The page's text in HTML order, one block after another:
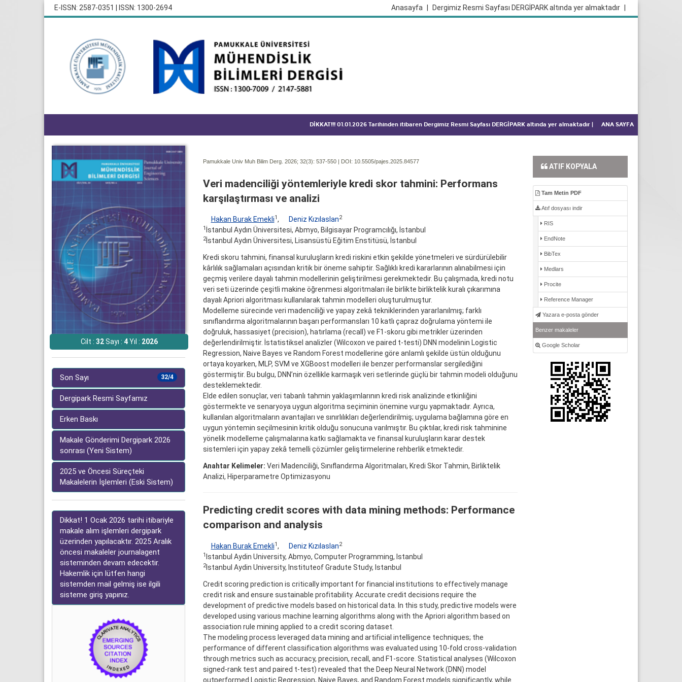
E-ISSN: 2587-0351 | ISSN: 1300-2694 Dergimiz Resmi Sayfası DERGİPARK altında yer almaktadır
Anasayfa
DİKKAT!!! 01.01.2026 Tarihinden itibaren Dergimiz Resmi Sayfası DERGİPARK altında yer almaktadır ANA SAYFA
Cilt : 32Sayı : 4Yıl : 2026
32/4
Son Sayı
Dergipark Resmi Sayfamız
Erken Baskı
Makale Gönderimi Dergipark 2026
sonrası (Yeni Sistem)
2025 ve Öncesi Süreçteki
Makalelerin İşlemleri (Eski Sistem)
Dikkat! 1 Ocak 2026 tarihi itibariyle
makale alım işlemleri dergipark
üzerinden yapılacaktır. 2025 Aralık
öncesi makaleler journalagent
sisteminden devam edecektir.
Hakemlik için lütfen hangi
sistemden mail gelmiş ise ilgili
sisteme giriş yapınız.
Pamukkale Univ Muh Bilim Derg. 2026; 32(3): 537-550 | DOI: 10.5505/pajes.2025.84577
Veri madenciliği yöntemleriyle kredi skor tahmini: Performans
karşılaştırması ve analizi
Hakan Burak Emekli1 , Deniz Kızılaslan2
1 İstanbul Aydın Üniversitesi, Abmyo, Bilgisayar Programcılığı, İstanbul
2İstanbul Aydın Üniversitesi, Lisansüstü Eğitim Enstitüsü, İstanbul
Kredi skoru tahmini, finansal kuruluşların kredi riskini etkin şekilde yönetmeleri ve sürdürülebilir
kârlılık sağlamaları açısından kritik bir öneme sahiptir. Sağlıklı kredi kararlarının alınabilmesi için
geçmiş verilere dayalı tahmin modellerinin geliştirilmesi gerekmektedir. Bu çalışmada, kredi notu
veri seti üzerinde çeşitli makine öğrenmesi algoritmaları ile birlikte birliktelik kuralı çıkarımına
dayalı Apriori algoritması kullanılarak tahmin modelleri oluşturulmuştur.
Modelleme sürecinde veri madenciliği ve yapay zekâ tekniklerinden yararlanılmış; farklı
sınıflandırma algoritmalarının başarı performansları 10 katlı çapraz doğrulama yöntemi ile
doğruluk, hassasiyet (precision), hatırlama (recall) ve F1-skoru gibi metrikler üzerinden
değerlendirilmiştir. İstatistiksel analizler (Wilcoxon ve paired t-testi) DNN modelinin Logistic
Regression, Naive Bayes ve Random Forest modellerine göre anlamlı şekilde üstün olduğunu
ortaya koyarken, MLP, SVM ve XGBoost modelleri ile benzer performanslar sergilediğini
göstermiştir. Bu bulgu, DNN’nin özellikle karmaşık veri setlerinde güçlü bir tahmin modeli olduğunu
desteklemektedir.
Elde edilen sonuçlar, veri tabanlı tahmin yaklaşımlarının kredi risk analizinde etkinliğini
göstermekte ve senaryoya uygun algoritma seçiminin önemine vurgu yapmaktadır. Ayrıca,
kullanılan algoritmaların avantajları ve sınırlılıkları değerlendirilmiş; uygulama bağlamına göre en
uygun yöntemin seçilmesinin kritik olduğu sonucuna varılmıştır. Bu çıktılar, kredi risk tahminine
yönelik modelleme çalışmalarına katkı sağlamakta ve finansal kuruluşların karar destek
sistemleri için yapay zekâ temelli çözümler geliştirmelerine rehberlik etmektedir.
Anahtar Kelimeler: Veri Madenciliği, Sınıflandırma Algoritmaları, Kredi Skor Tahmin, Birliktelik
Analizi, Hiperparametre Optimizasyonu
Predicting credit scores with data mining methods: Performance
comparison and analysis
Hakan Burak Emekli1, Deniz Kızılaslan2
1 Istanbul Aydin University, Abmyo, Computer Programming, Istanbul
2Istanbul Aydin University, Instituteof Gradute Study, Istanbul
Credit scoring prediction is critically important for financial institutions to effectively manage
credit risk and ensure sustainable profitability. Accurate credit decisions require the
development of predictive models based on historical data. In this study, predictive models were
developed using various machine learning algorithms along with the Apriori algorithm based on
association rule mining applied to a credit scoring dataset.
The modeling process leveraged data mining and artificial intelligence techniques; the
performance of different classification algorithms was evaluated using 10-fold cross-validation
through metrics such as accuracy, precision, recall, and F1-score. Statistical analyses (Wilcoxon
signed-rank test and paired t-test) revealed that the Deep Neural Network (DNN) model
outperformed Logistic Regression, Naive Bayes, and Random Forest models significantly, while
ATIF KOPYALA
Tam Metin PDF
Atıf dosyası indir
RIS
EndNote
BibTex
Medlars
Procite
Reference Manager
Yazara e-posta gönder
Benzer makaleler
Google Scholar